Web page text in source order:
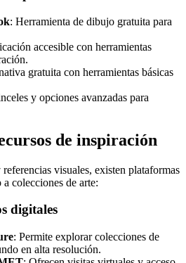
: Herramienta de dibujo gratuita para
accesible con herramientas
gratuita con herramientas básicas
y opciones avanzadas para
de inspiración
visuales, existen plataformas
colecciones de arte:
digitales
: Permite explorar colecciones de
en alta resolución.